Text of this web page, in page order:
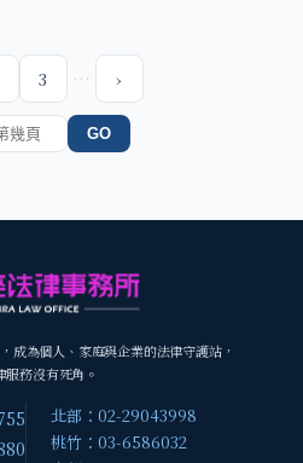
3 … ›
GO
成為個人、家庭與企業的法律守護站，
服務沒有死角。
北部：02-29043998
桃竹：03-6586032